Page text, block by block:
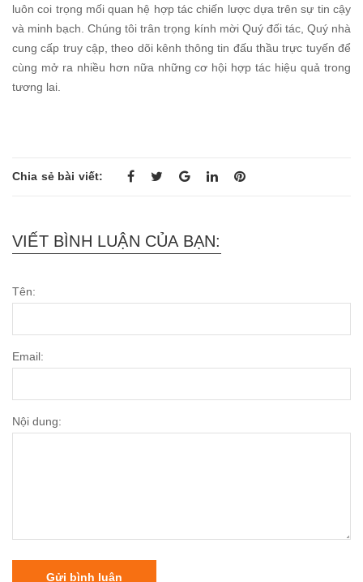
luôn coi trọng mối quan hệ hợp tác chiến lược dựa trên sự tin cậy
và minh bạch. Chúng tôi trân trọng kính mời Quý đối tác, Quý nhà
cung cấp truy cập, theo dõi kênh thông tin đấu thầu trực tuyến để
cùng mở ra nhiều hơn nữa những cơ hội hợp tác hiệu quả trong
tương lai.
Chia sẻ bài viết:
VIẾT BÌNH LUẬN CỦA BẠN:
Tên:
Email:
Nội dung:
Gửi bình luận